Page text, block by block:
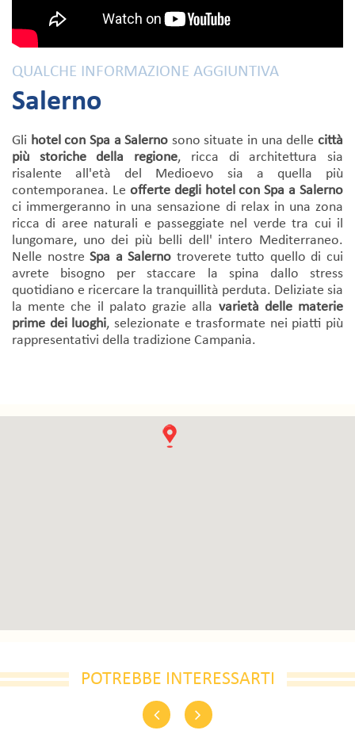
QUALCHE INFORMAZIONE AGGIUNTIVA
Salerno
Gli hotel con Spa a Salerno sono situate in una dellecittà
più storiche della regione, ricca di architettura sia
risalente all'età del Medioevo sia a quella più
contemporanea. Le offerte degli hotel con Spa a Salerno
ci immergeranno in una sensazione di relax in una zona
ricca di aree naturali e passeggiate nel verde tra cui il
lungomare, uno dei più belli dell' intero Mediterraneo.
Nelle nostreSpa a Salerno troverete tutto quello di cui
avrete bisogno per staccare la spina dallo stress
quotidiano e ricercare la tranquillità perduta. Deliziate sia
la mente che il palato grazie alla varietà delle materie
prime dei luoghi, selezionate e trasformate nei piatti più
rappresentativi della tradizione Campania.
POTREBBE INTERESSARTI